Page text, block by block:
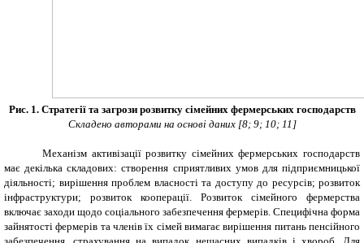
Рис. 1. Стратегії та загрози розвитку сімейних фермерських господарств
Складено авторами на основі даних [8; 9; 10; 11]
Механізм активізації розвитку сімейних фермерських господарств
має декілька складових: створення сприятливих умов для підприємницької
діяльності; вирішення проблем власності та доступу до ресурсів; розвиток
інфраструктури; розвиток кооперації. Розвиток сімейного фермерства
включає заходи щодо соціального забезпечення фермерів. Специфічна форма
зайнятості фермерів та членів їх сімей вимагає вирішення питань пенсійного